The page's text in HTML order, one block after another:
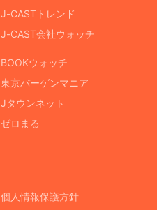
J-CASTトレンド
J-CAST会社ウォッチ
BOOKウォッチ
東京バーゲンマニア
Jタウンネット
ゼロまる
個人情報保護方針